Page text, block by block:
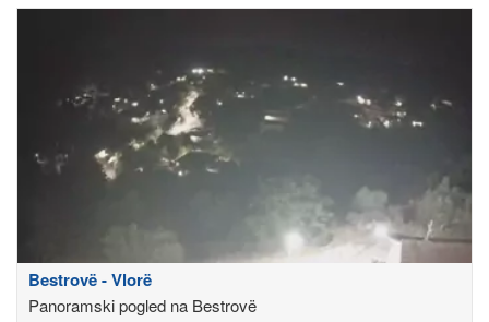
Bestrovë - Vlorë
Panoramski pogled na Bestrovë